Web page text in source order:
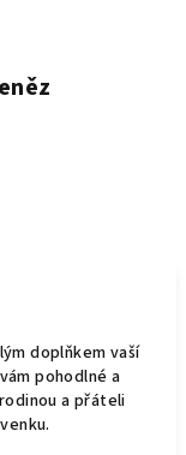
doplňkem vaší
pohodlné a
a přáteli